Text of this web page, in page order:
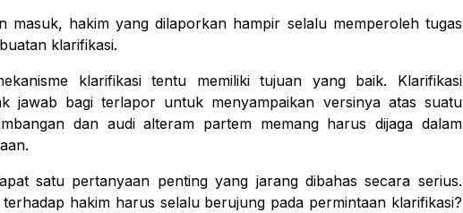
masuk, hakim yang dilaporkan hampir selalu memperoleh tugas
klarifikasi.
klarifikasi tentu memiliki tujuan yang baik. Klarifikasi
jawab bagi terlapor untuk menyampaikan versinya atas suatu
dan audi alteram partem memang harus dijaga dalam
satu pertanyaan penting yang jarang dibahas secara serius.
hakim harus selalu berujung pada permintaan klarifikasi?